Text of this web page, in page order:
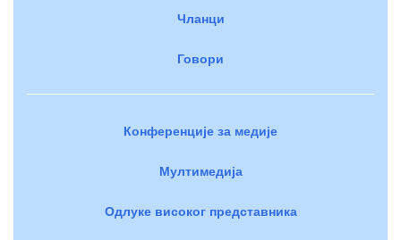
Чланци
Говори
Конференције за медије
Мултимедија
Одлуке високог представника